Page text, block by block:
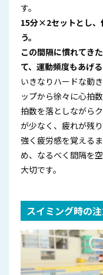
す。
15分×2セットとし、
う。
この間隔に慣れてき
て、運動頻度もあげ
いきなりハードな動
ップから徐々に心拍
拍数を落としながら
が少なく、疲れが残
強く疲労感を覚える
め、なるべく間隔を
大切です。
スイミング時の